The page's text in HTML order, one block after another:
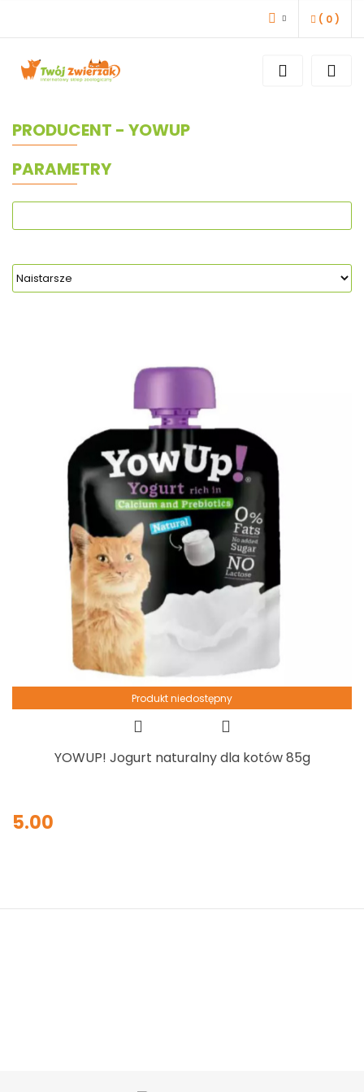
( 0 )
PRODUCENT - YOWUP
PARAMETRY
Produkt niedostępny
YOWUP! Jogurt naturalny dla kotów 85g
5.00